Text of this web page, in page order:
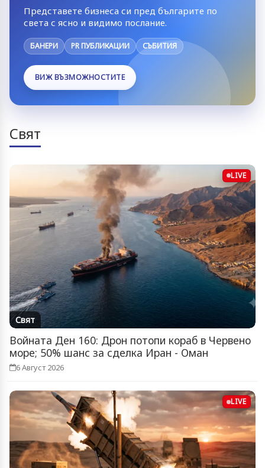
Представете бизнеса си пред българите по
света с ясно и видимо послание.
БАНЕРИ PR ПУБЛИКАЦИИ СЪБИТИЯ
ВИЖ ВЪЗМОЖНОСТИТЕ
Свят
LIVE
Свят
Войната Ден 160: Дрон потопи кораб в Червено
море; 50% шанс за сделка Иран - Оман
6 Август 2026
LIVE